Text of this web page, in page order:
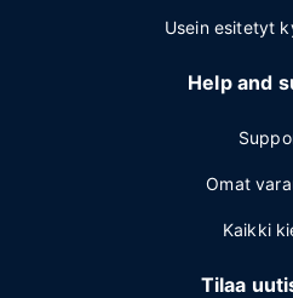
Usein esitetyt
Help and
Omat
Kaikki
Tilaa